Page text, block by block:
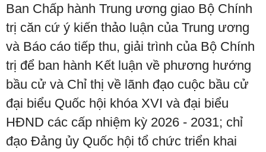
Ban Chấp hành Trung ương giao Bộ Chính
trị căn cứ ý kiến thảo luận của Trung ương
và Báo cáo tiếp thu, giải trình của Bộ Chính
trị để ban hành Kết luận về phương hướng
bầu cử và Chỉ thị về lãnh đạo cuộc bầu cử
đại biểu Quốc hội khóa XVI và đại biểu
HĐND các cấp nhiệm kỳ 2026 - 2031; chỉ
đạo Đảng ủy Quốc hội tổ chức triển khai